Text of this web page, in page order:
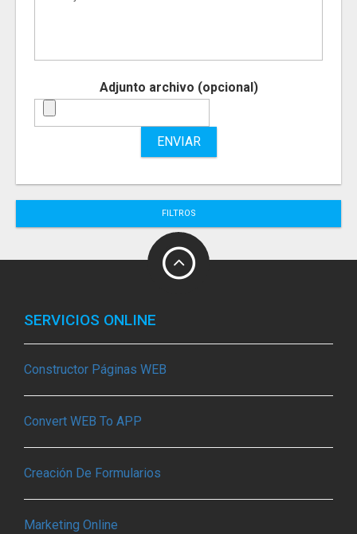
Adjunto archivo (opcional)
ENVIAR
FILTROS
SERVICIOS ONLINE
Constructor Páginas WEB
Convert WEB To APP
Creación De Formularios
Marketing Online